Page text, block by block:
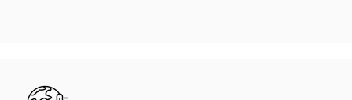
Bild